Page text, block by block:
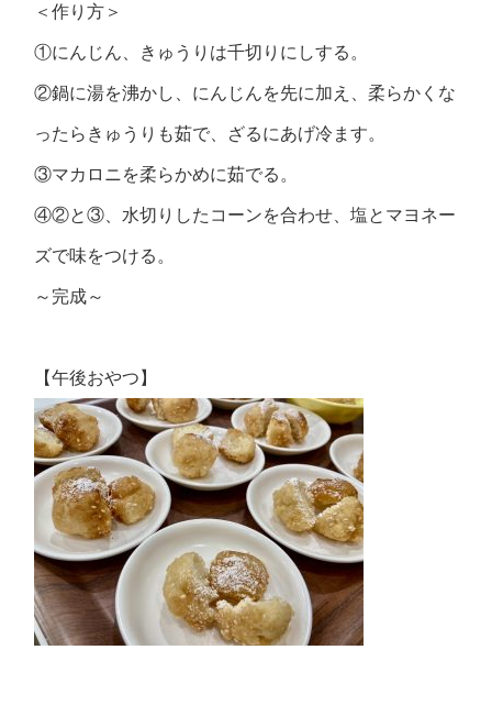
＜作り方＞
①にんじん、きゅうりは千切りにしする。
②鍋に湯を沸かし、にんじんを先に加え、柔らかくな
ったらきゅうりも茹で、ざるにあげ冷ます。
③マカロニを柔らかめに茹でる。
④②と③、水切りしたコーンを合わせ、塩とマヨネー
ズで味をつける。
～完成～
【午後おやつ】